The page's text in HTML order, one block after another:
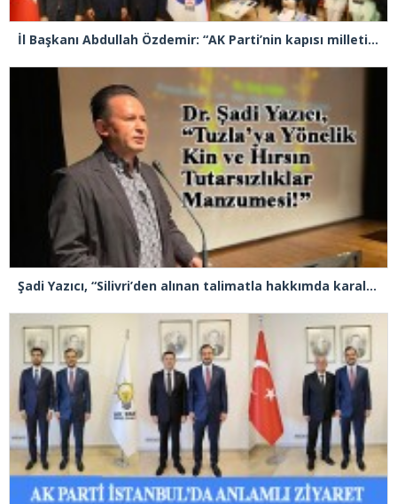
İl Başkanı Abdullah Özdemir: “AK Parti’nin kapısı milletine hizmet etmek isteyen herkese açıktır”
Şadi Yazıcı, “Silivri’den alınan talimatla hakkımda karalama kampanyası yürütülüyor”